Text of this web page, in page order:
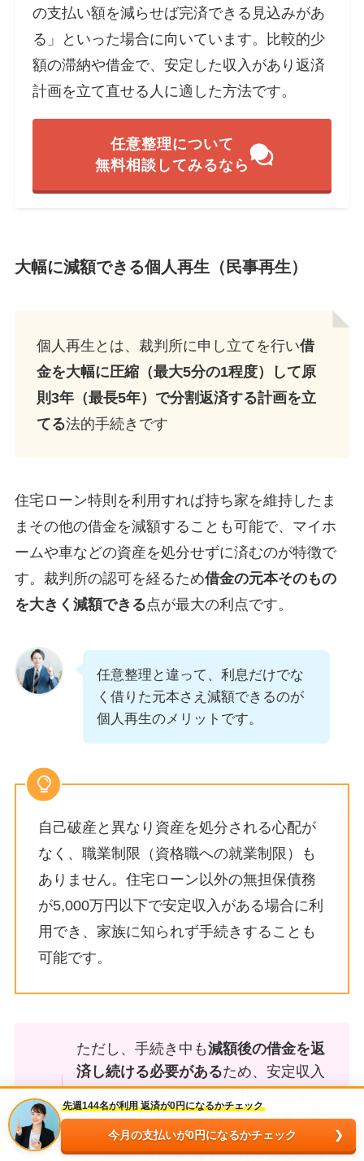
の支払い額を減らせば完済できる見込みがあ
る」といった場合に向いています。比較的少
額の滞納や借金で、安定した収入があり返済
計画を立て直せる人に適した方法です。
任意整理について
無料相談してみるなら
大幅に減額できる個人再生（民事再生）
個人再生とは、裁判所に申し立てを行い借
金を大幅に圧縮（最大5分の1程度）して原
則3年（最長5年）で分割返済する計画を立
てる法的手続きです​
住宅ローン特則を利用すれば持ち家を維持したま
まその他の借金を減額することも可能で、マイホ
ームや車などの資産を処分せずに済むのが特徴で
す​。裁判所の認可を経るため借金の元本そのもの
を大きく減額できる点が最大の利点です​。
任意整理と違って、利息だけでな
く借りた元本さえ減額できるのが
個人再生のメリットです。
自己破産と異なり資産を処分される心配が
なく、職業制限（資格職への就業制限）も
ありません。住宅ローン以外の無担保債務
が5,000万円以下で安定収入がある場合に利
用でき、家族に知られず手続きすることも
可能です。
ただし、手続き中も減額後の借金を返
済し続ける必要があるため、安定収入
分、任意整理より手続き期間が長く費
用もかかります。信用情報への影響
先週144名が利用 返済が0円になるかチェック
今月の支払いが0円になるかチェック